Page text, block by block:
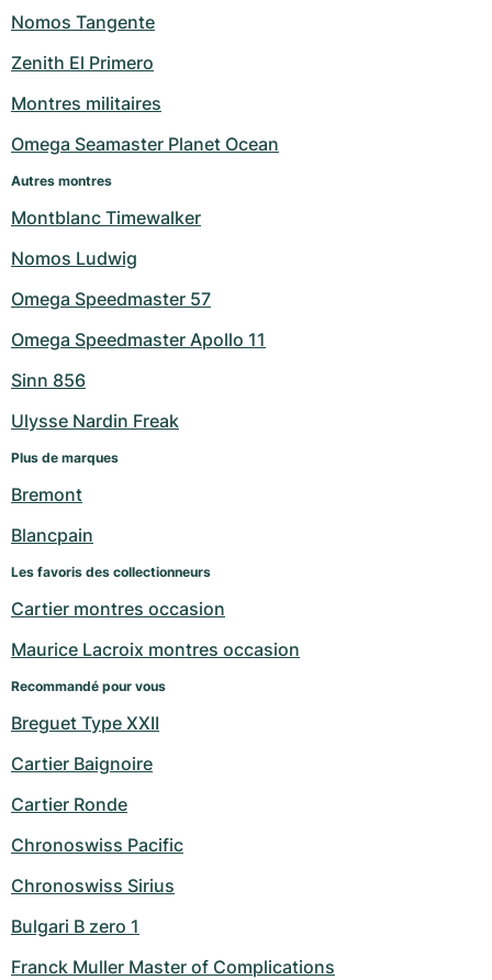
Nomos Tangente
Zenith El Primero
Montres militaires
Omega Seamaster Planet Ocean
Autres montres
Montblanc Timewalker
Nomos Ludwig
Omega Speedmaster 57
Omega Speedmaster Apollo 11
Sinn 856
Ulysse Nardin Freak
Plus de marques
Bremont
Blancpain
Les favoris des collectionneurs
Cartier montres occasion
Maurice Lacroix montres occasion
Recommandé pour vous
Breguet Type XXII
Cartier Baignoire
Cartier Ronde
Chronoswiss Pacific
Chronoswiss Sirius
Bulgari B zero 1
Franck Muller Master of Complications